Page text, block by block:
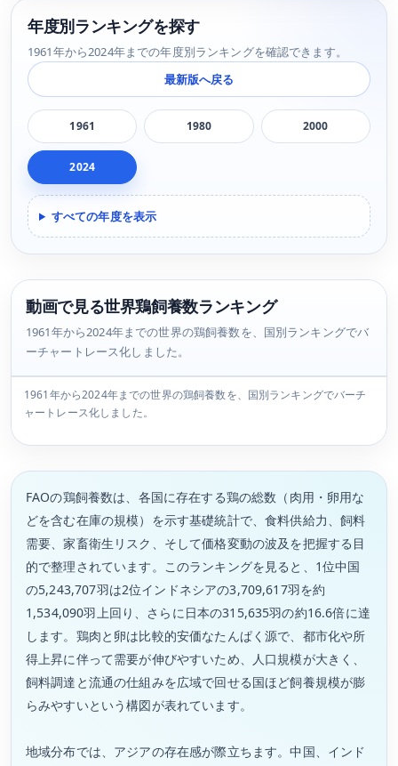
年度別ランキングを探す
1961年から2024年までの年度別ランキングを確認できます。
最新版へ戻る
1961 1980 2000
2024
すべての年度を表示
動画で見る世界鶏飼養数ランキング
1961年から2024年までの世界の鶏飼養数を、国別ランキングでバ
ーチャートレース化しました。
1961年から2024年までの世界の鶏飼養数を、国別ランキングでバーチ
ャートレース化しました。
FAOの鶏飼養数は、各国に存在する鶏の総数（肉用・卵用な
どを含む在庫の規模）を示す基礎統計で、食料供給力、飼料
需要、家畜衛生リスク、そして価格変動の波及を把握する目
的で整理されています。このランキングを見ると、1位中国
の5,243,707羽は2位インドネシアの3,709,617羽を約
1,534,090羽上回り、さらに日本の315,635羽の約16.6倍に達
します。鶏肉と卵は比較的安価なたんぱく源で、都市化や所
得上昇に伴って需要が伸びやすいため、人口規模が大きく、
飼料調達と流通の仕組みを広域で回せる国ほど飼養規模が膨
らみやすいという構図が表れています。
地域分布では、アジアの存在感が際立ちます。中国、インド